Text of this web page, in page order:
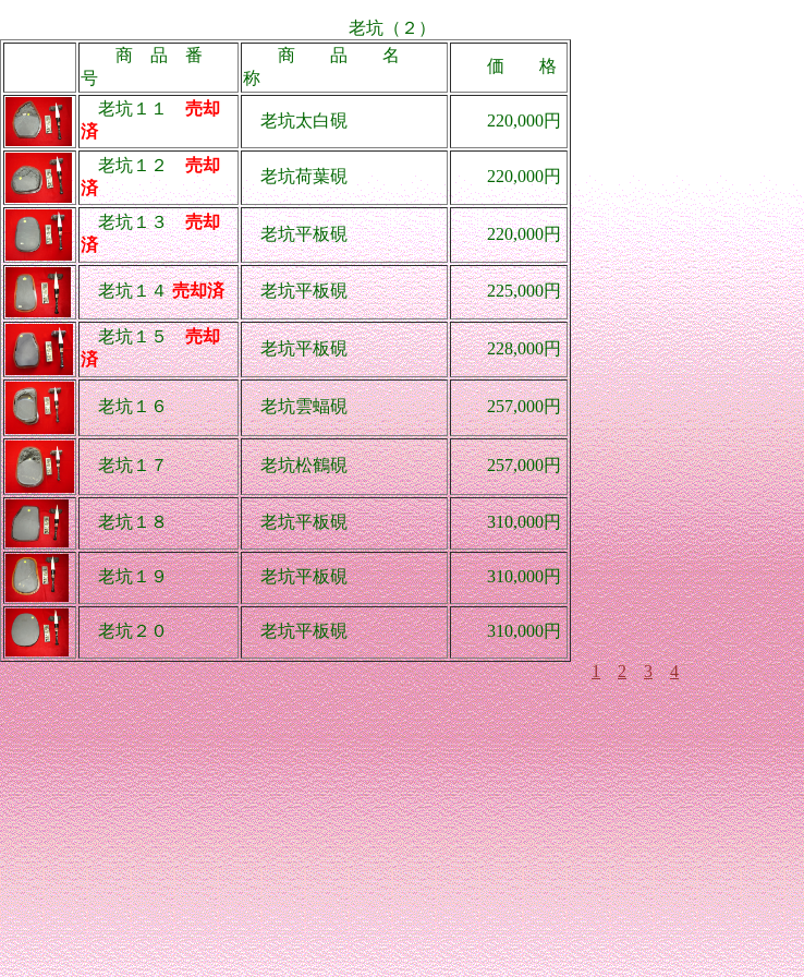
老坑（２）
商 品 番
号
商 品 名
称
価 格
老坑１１ 売却
済
老坑太白硯 220,000円
老坑１２
売却
済
老坑荷葉硯 220,000円
老坑１３売却
済
老坑平板硯 220,000円
老坑１４売却済 老坑平板硯 225,000円
老坑１５売却
済
老坑平板硯 228,000円
老坑１６ 老坑雲蝠硯 257,000円
老坑１７ 老坑松鶴硯 257,000円
老坑１８ 老坑平板硯 310,000円
老坑１９ 老坑平板硯 310,000円
老坑２０ 老坑平板硯 310,000円
1 2 3 4